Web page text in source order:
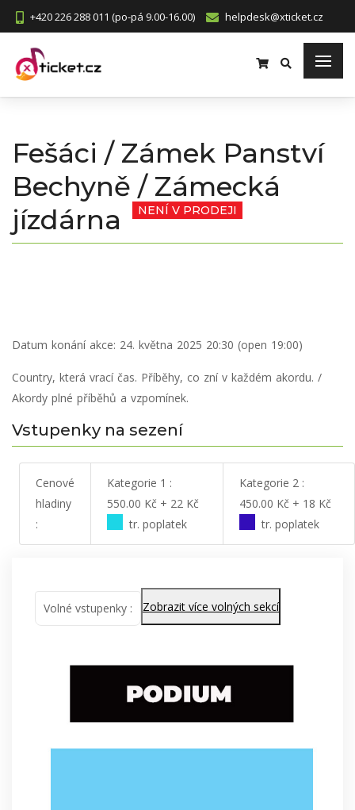
+420 226 288 011 (po-pá 9.00-16.00) helpdesk@xticket.cz
Fešáci / Zámek Panství
Bechyně / Zámecká
jízdárna
NENÍ V PRODEJI
Datum konání akce: 24. května 2025 20:30 (open 19:00)
Country, která vrací čas. Příběhy, co zní v každém akordu. /
Akordy plné příběhů a vzpomínek.
Vstupenky na sezení
Cenové
hladiny
:
Kategorie 1 :
550.00 Kč + 22 Kč
tr. poplatek
Kategorie 2 :
450.00 Kč + 18 Kč
tr. poplatek
Volné vstupenky : Zobrazit více volných sekcí